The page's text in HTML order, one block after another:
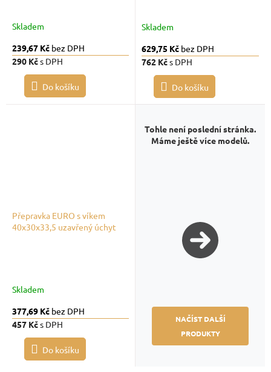
Skladem
239,67 Kč bez DPH
290 Kčs DPH
Do košíku
Skladem
629,75 Kč bez DPH
762 Kčs DPH
Do košíku
Přepravka EURO s víkem
40x30x33,5 uzavřený úchyt
Skladem
377,69 Kč bez DPH
457 Kčs DPH
Do košíku
Tohle není poslední stránka.
Máme ještě více modelů.
NAČÍST DALŠÍ
PRODUKTY